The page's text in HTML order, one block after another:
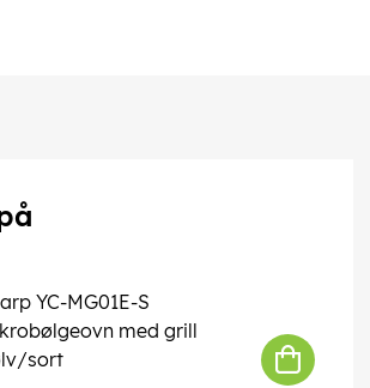
YC-MG01E-S
med grill
sort